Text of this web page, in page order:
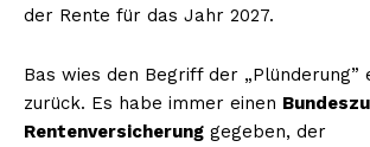
der Rente für das Jahr 2027.
Bas wies den Begriff der „Plünderung”
zurück. Es habe immer einen
Rentenversicherung gegeben, der